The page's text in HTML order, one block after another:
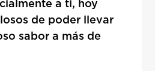
a ti, hoy
de poder llevar
sabor a más de